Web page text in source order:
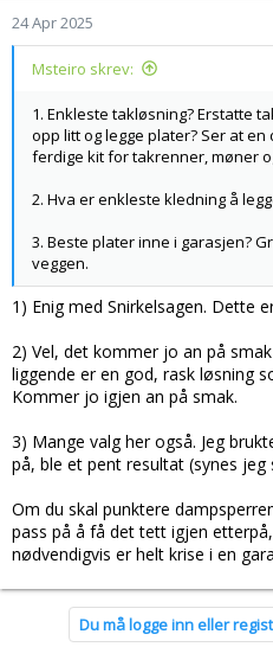
24 Apr 2025
Msteiro skrev:
1. Enkleste takløsning? Erstatte
opp litt og legge plater? Ser at
ferdige kit for takrenner, møner
2. Hva er enkleste kledning å
3. Beste plater inne i garasjen?
veggen.
1) Enig med Snirkelsagen. Dette
2) Vel, det kommer jo an på
liggende er en god, rask løsning
Kommer jo igjen an på smak.
3) Mange valg her også. Jeg
på, ble et pent resultat (synes jeg
Om du skal punktere
pass på å få det tett igjen
nødvendigvis er helt krise i en
Du må logge inn eller